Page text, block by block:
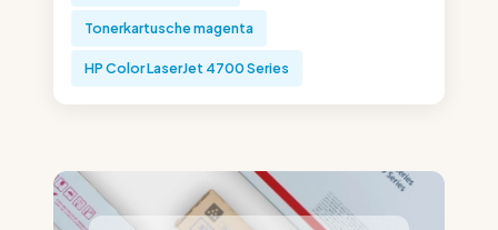
Tonerkartusche magenta
HP Color LaserJet 4700 Series